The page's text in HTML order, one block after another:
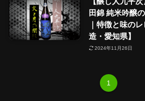
田錦 純米吟醸
｜特徴と味の
造・愛知県】
2024年11月26日
1